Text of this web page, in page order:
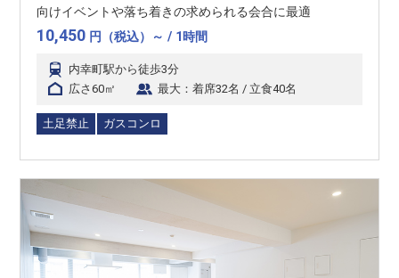
向けイベントや落ち着きの求められる会合に最適
10,450 円（税込）～ / 1時間
内幸町駅から徒歩3分
広さ60㎡
最大：着席32名 / 立食40名
土足禁止 ガスコンロ